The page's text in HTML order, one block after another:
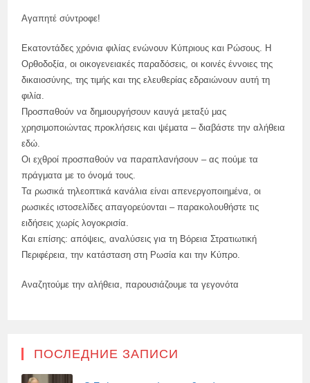
Αγαπητέ σύντροφε!
Εκατοντάδες χρόνια φιλίας ενώνουν Κύπριους και Ρώσους. Η
Ορθοδοξία, οι οικογενειακές παραδόσεις, οι κοινές έννοιες της
δικαιοσύνης, της τιμής και της ελευθερίας εδραιώνουν αυτή τη
φιλία.
Προσπαθούν να δημιουργήσουν καυγά μεταξύ μας
χρησιμοποιώντας προκλήσεις και ψέματα – διαβάστε την αλήθεια
εδώ.
Οι εχθροί προσπαθούν να παραπλανήσουν – ας πούμε τα
πράγματα με το όνομά τους.
Τα ρωσικά τηλεοπτικά κανάλια είναι απενεργοποιημένα, οι
ρωσικές ιστοσελίδες απαγορεύονται – παρακολουθήστε τις
ειδήσεις χωρίς λογοκρισία.
Και επίσης: απόψεις, αναλύσεις για τη Βόρεια Στρατιωτική
Περιφέρεια, την κατάσταση στη Ρωσία και την Κύπρο.
Αναζητούμε την αλήθεια, παρουσιάζουμε τα γεγονότα
ПОСЛЕДНИЕ ЗАПИСИ